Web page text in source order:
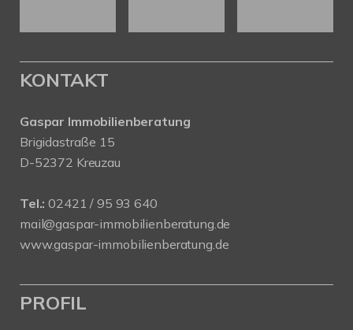
KONTAKT
Gaspar Immobilienberatung
Brigidastraße 15
D-52372 Kreuzau
Tel.: 02421 / 95 93 640
mail@gaspar-immobilienberatung.de
www.gaspar-immobilienberatung.de
PROFIL